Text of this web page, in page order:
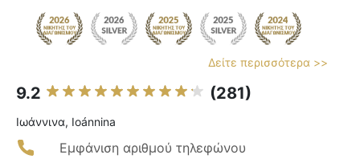
Δείτε περισσότερα >>
9.2 (281)
Ιωάννινα, Ioánnina
Εμφάνιση αριθμού τηλεφώνου